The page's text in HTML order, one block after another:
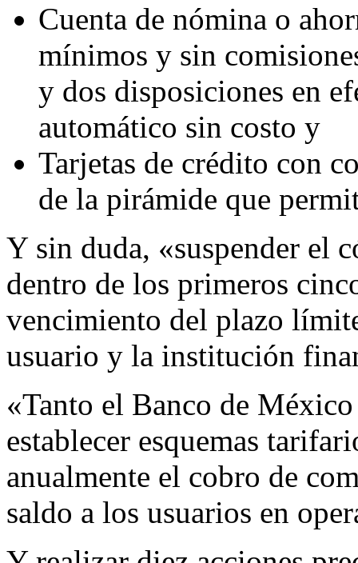
Cuenta de nómina o
mínimos y sin
y dos disposiciones en
automático sin costo y
Tarjetas de crédito con
de la pirámide que
Y sin duda, «suspender el
dentro de los primeros
vencimiento del plazo
usuario y la institución
«Tanto el Banco de
establecer esquemas
anualmente el cobro de
saldo a los usuarios en